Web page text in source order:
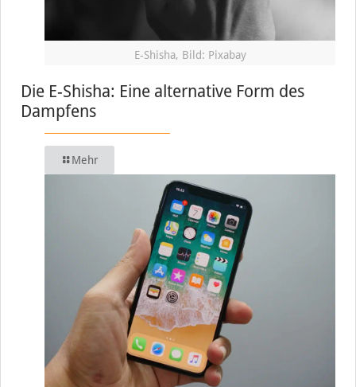
E-Shisha, Bild: Pixabay
Die E-Shisha: Eine alternative Form des
Dampfens
Mehr